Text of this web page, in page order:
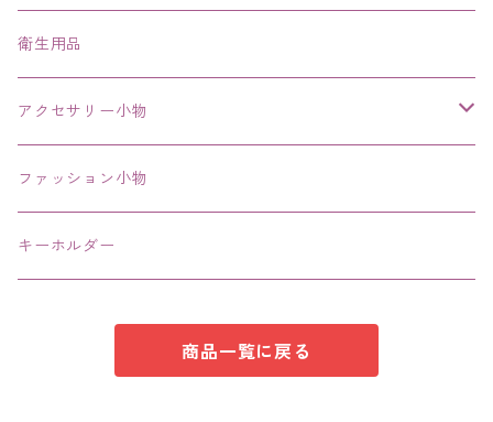
ネックレス、チョーカー
その他
衛生用品
アクセサリー小物
エコバッグ コンビニ
ファッション小物
キーホルダー
商品一覧に戻る